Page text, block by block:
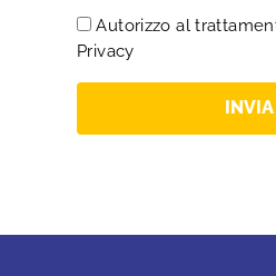
Autorizzo al
Privacy
INVIA